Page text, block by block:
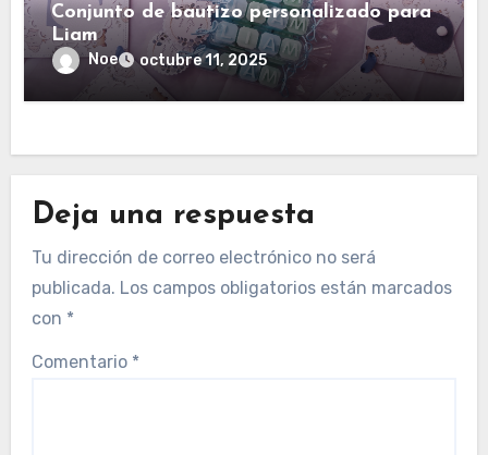
Conjunto de bautizo personalizado para
Liam
Noe octubre 11, 2025
Deja una respuesta
Tu dirección de correo electrónico no será
publicada. Los campos obligatorios están marcados
con *
Comentario *